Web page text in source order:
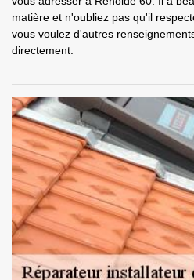
matière et n'oubliez pas qu'il
vous voulez d'autres
directement.